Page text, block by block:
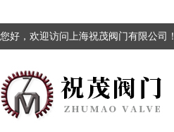
您好，欢迎访问上海祝茂阀门有限公司！